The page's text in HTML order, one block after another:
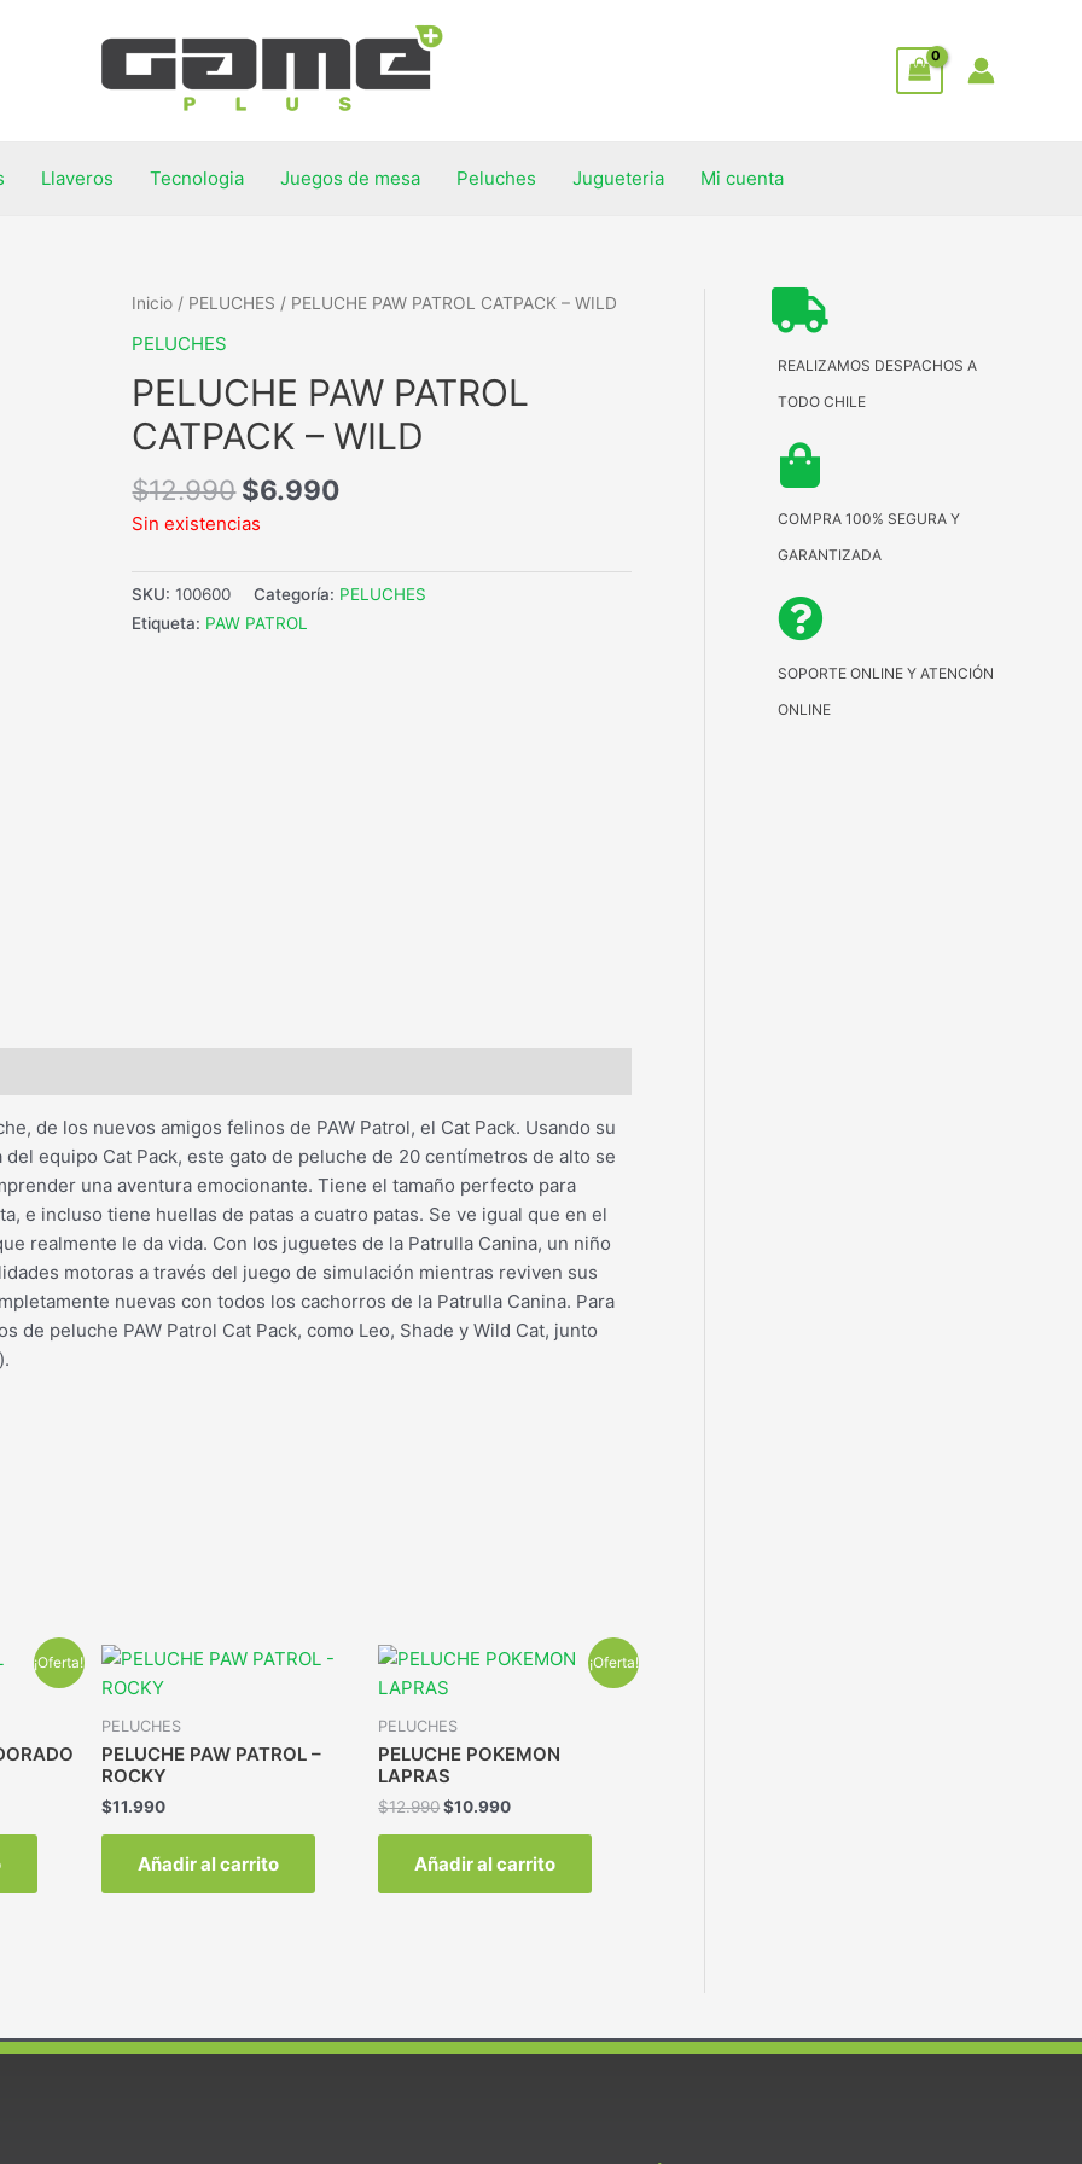
Llaveros Tecnologia Juegos de mesa Peluches Jugueteria Mi cuenta
Inicio / PELUCHES / PELUCHE PAW PATROL CATPACK – WILD
PELUCHES
PELUCHE PAW PATROL
CATPACK – WILD
$12.990 $6.990
Sin existencias
SKU:100600 Categoría: PELUCHES
Etiqueta: PAW PATROL
de los nuevos amigos felinos de PAW Patrol, el Cat Pack. Usando su
equipo Cat Pack, este gato de peluche de 20 centímetros de alto se
una aventura emocionante. Tiene el tamaño perfecto para
e incluso tiene huellas de patas a cuatro patas. Se ve igual que en el
realmente le da vida. Con los juguetes de la Patrulla Canina, un niño
motoras a través del juego de simulación mientras reviven sus
nuevas con todos los cachorros de la Patrulla Canina. Para
de peluche PAW Patrol Cat Pack, como Leo, Shade y Wild Cat, junto
¡Oferta!
PELUCHES
PELUCHE PAW PATROL –
ROCKY
$11.990
Añadir al carrito
¡Oferta!
PELUCHES
PELUCHE POKEMON
LAPRAS
$12.990 $10.990
Añadir al carrito
REALIZAMOS DESPACHOS A
TODO CHILE
COMPRA 100% SEGURA Y
GARANTIZADA
SOPORTE ONLINE Y ATENCIÓN
ONLINE